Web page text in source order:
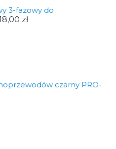
3-fazowy do
zł
czarny PRO-